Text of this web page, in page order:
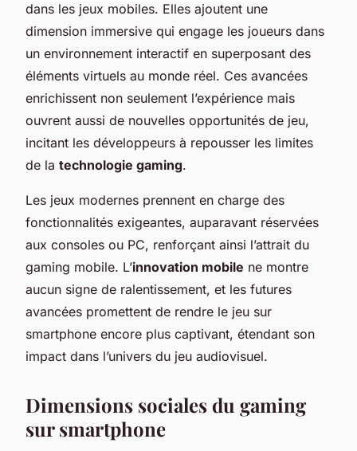
dans les jeux mobiles. Elles ajoutent une
dimension immersive qui engage les joueurs dans
un environnement interactif en superposant des
éléments virtuels au monde réel. Ces avancées
enrichissent non seulement l’expérience mais
ouvrent aussi de nouvelles opportunités de jeu,
incitant les développeurs à repousser les limites
de la technologie gaming.
Les jeux modernes prennent en charge des
fonctionnalités exigeantes, auparavant réservées
aux consoles ou PC, renforçant ainsi l’attrait du
gaming mobile. L’innovation mobile ne montre
aucun signe de ralentissement, et les futures
avancées promettent de rendre le jeu sur
smartphone encore plus captivant, étendant son
impact dans l’univers du jeu audiovisuel.
Dimensions sociales du gaming
sur smartphone